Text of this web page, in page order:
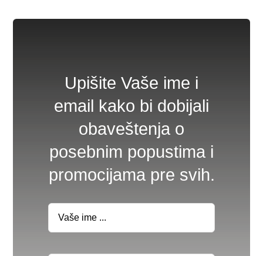
Upišite Vaše ime i
email kako bi dobijali
obaveštenja o
posebnim popustima i
promocijama pre svih.